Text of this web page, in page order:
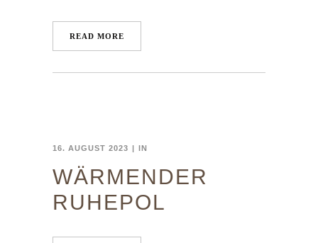
READ MORE
16. AUGUST 2023 IN
WÄRMENDER
RUHEPOL